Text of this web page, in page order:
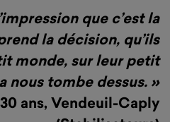
que c’est la
la décision, qu’ils
monde, sur leur petit
nous tombe dessus. »
ans, Vendeuil-Caply